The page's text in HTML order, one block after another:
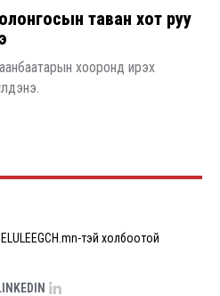
таван хот руу
хооронд ирэх
тэй холбоотой